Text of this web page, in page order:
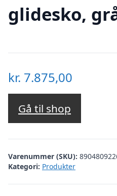
glidesko,
kr. 7.875,00
Gå til shop
Varenummer (SKU):
Kategori: Produkter